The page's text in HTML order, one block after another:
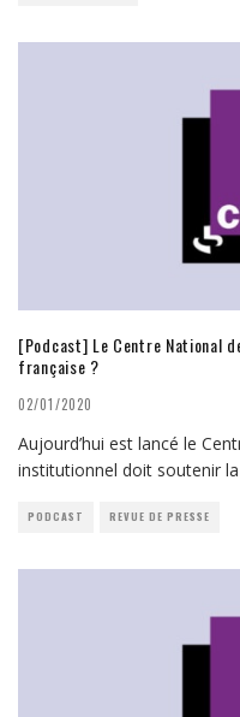
[Podcast] Le Centre National
française ?
02/01/2020
Aujourd’hui est lancé le
institutionnel doit soutenir
PODCAST REVUE DE PRESSE